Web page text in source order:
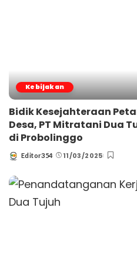
Kebijakan
Bidik Kesejahteraan
Desa, PT Mitratani Dua
di Probolinggo
Posted
Editor354 11/03/2025